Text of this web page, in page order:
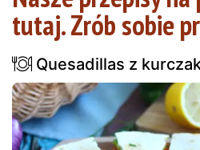
tutaj. Zrób sobie
Quesadillas z